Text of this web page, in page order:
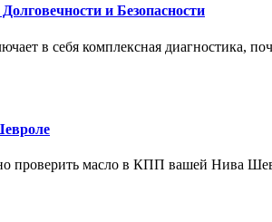
и Безопасности
в себя комплексная диагностика,
проверить масло в КПП вашей Нива